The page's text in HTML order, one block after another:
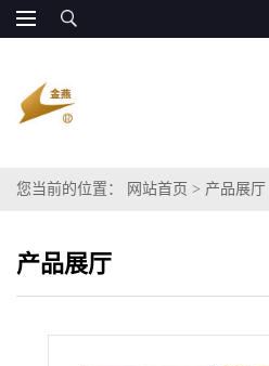
您当前的位置： 网站首页 > 产品展厅
产品展厅